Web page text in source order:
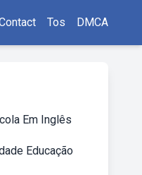
Tos DMCA
Em Inglês
Educação